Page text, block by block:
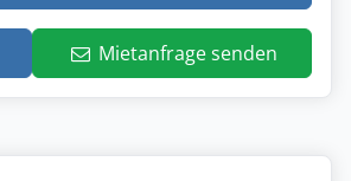
Mietanfrage senden